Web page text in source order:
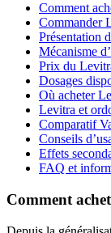
Comment
Commander
Présentation
Mécanisme
Prix du
Dosages
Où acheter
Levitra et
Comparatif
Conseils
Effets
FAQ et
Comment